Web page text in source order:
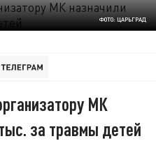
ФОТО: ЦАРЬГРАД
МК
за травмы детей